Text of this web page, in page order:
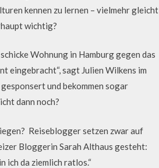
kennen zu lernen – vielmehr gleicht
wichtig?
Wohnung in Hamburg gegen das
eingebracht“, sagt Julien Wilkens im
und bekommen sogar
dann noch?
Reiseblogger setzen zwar auf
Bloggerin Sarah Althaus gesteht:
ich da ziemlich ratlos.“